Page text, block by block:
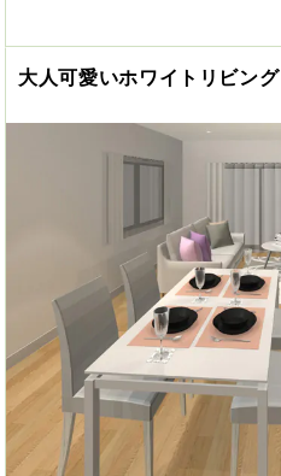
大人可愛いホワイトリビング